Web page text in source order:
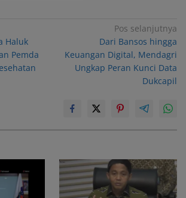
Haluk
Pemda
Pos selanjutnya
Dari Bansos hingga
Keuangan Digital, Mendagri
Ungkap Peran Kunci Data
Dukcapil